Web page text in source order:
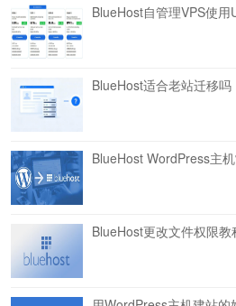
BlueHost自管理VPS使
BlueHost适合老站迁移吗
BlueHost WordPress主
BlueHost更改文件权限教